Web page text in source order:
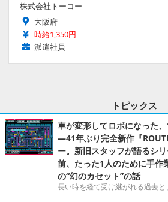
株式会社トーコー
大阪府
時給1,350円
派遣社員
トピックス
車が変形してロボになった
―41年ぶり完全新作『
ー。新旧スタッフが語るシ
前、たった1人のために手作
の“幻のカセット”の話
長い時を経て受け継がれる過去と